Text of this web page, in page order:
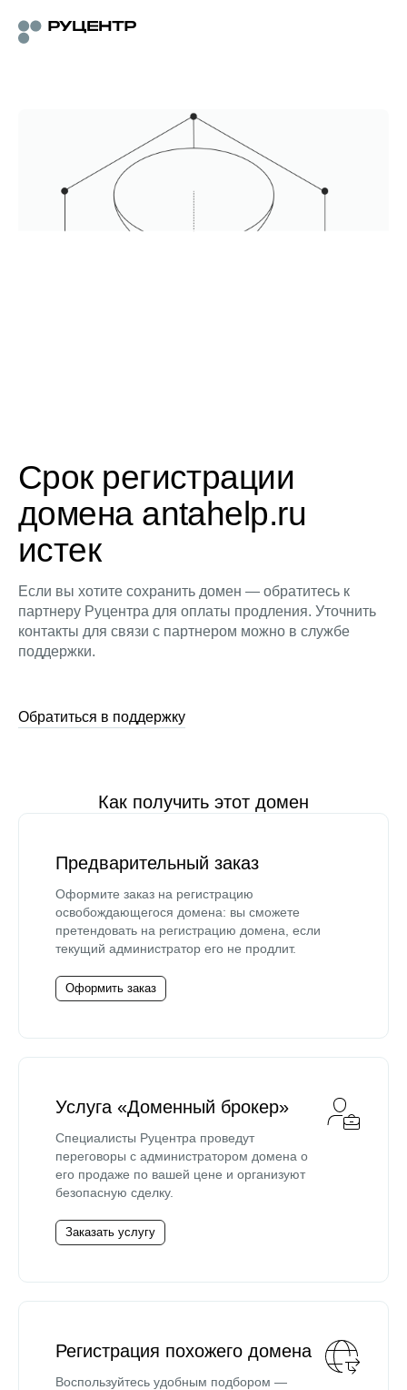
Срок регистрации
домена antahelp.ru
истек
Если вы хотите сохранить домен — обратитесь к
партнеру Руцентра для оплаты продления. Уточнить
контакты для связи с партнером можно в службе
поддержки.
Обратиться в поддержку
Как получить этот домен
Предварительный заказ
Оформите заказ на регистрацию
освобождающегося домена: вы сможете
претендовать на регистрацию домена, если
текущий администратор его не продлит.
Оформить заказ
Услуга «Доменный брокер»
Специалисты Руцентра проведут
переговоры с администратором домена о
его продаже по вашей цене и организуют
безопасную сделку.
Заказать услугу
Регистрация похожего домена
Воспользуйтесь удобным подбором —